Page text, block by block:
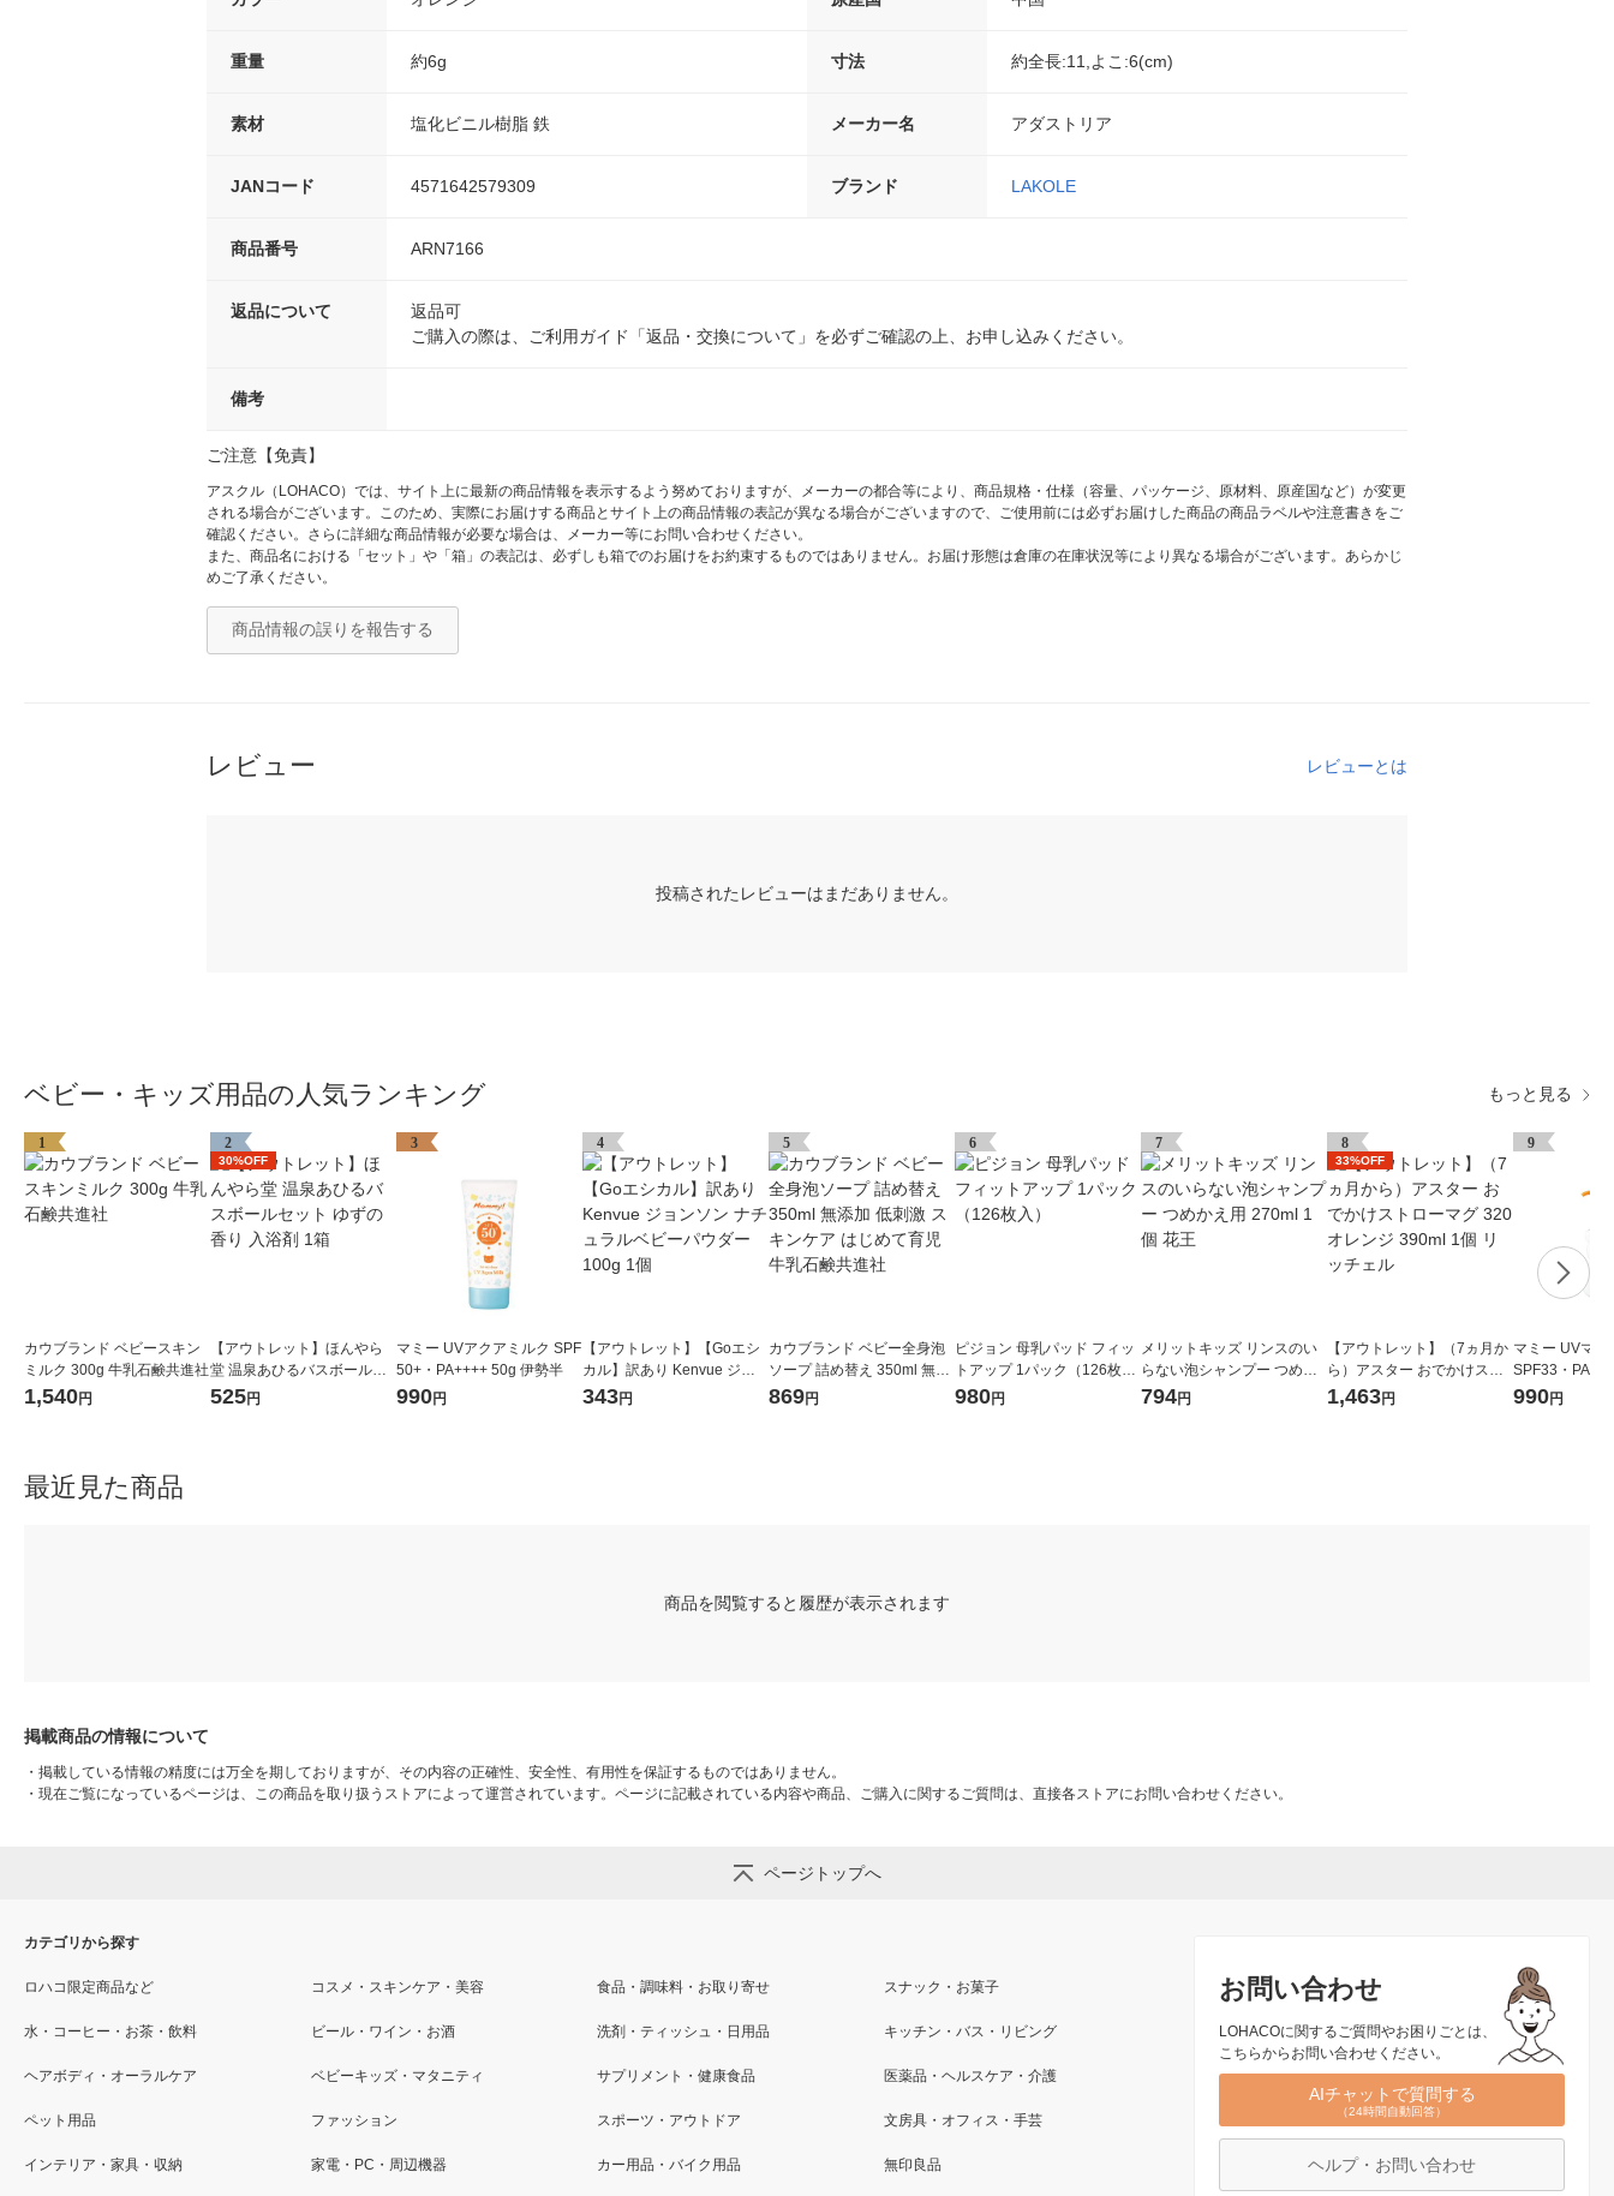
重量 約6g 寸法 約全長:11,よこ:6(cm)
素材 塩化ビニル樹脂 鉄 メーカー名 アダストリア
JANコード 4571642579309 ブランド LAKOLE
商品番号 ARN7166
返品について
返品可
ご購入の際は、ご利用ガイド「返品・交換について」を必ずご確認の上、お申し込みください。
備考
ご注意【免責】
アスクル（LOHACO）では、サイト上に最新の商品情報を表示するよう努めておりますが、メーカーの都合等により、商品規格・仕様（容量、パッケージ、原材料、原産国など）が変更
される場合がございます。このため、実際にお届けする商品とサイト上の商品情報の表記が異なる場合がございますので、ご使用前には必ずお届けした商品の商品ラベルや注意書きをご
確認ください。さらに詳細な商品情報が必要な場合は、メーカー等にお問い合わせください。
また、商品名における「セット」や「箱」の表記は、必ずしも箱でのお届けをお約束するものではありません。お届け形態は倉庫の在庫状況等により異なる場合がございます。あらかじ
めご了承ください。
商品情報の誤りを報告する
レビュー レビューとは
投稿されたレビューはまだありません。
ベビー・キッズ用品の人気ランキング もっと見る
1
カウブランド ベビースキン
ミルク 300g 牛乳石鹸共進社
1,540円
2
30%OFF
【アウトレット】ほんやら
堂 温泉あひるバスボールセ
ット ゆずの香り 入浴剤 1箱
525円
3
マミー UVアクアミルク SPF
50+・PA++++ 50g 伊勢半
990円
4
【アウトレット】【Goエシ
カル】訳あり Kenvue ジョ
ンソン ナチュラルベビーパ
343円
5
カウブランド ベビー全身泡
ソープ 詰め替え 350ml 無添
加 低刺激 スキンケア はじめ
869円
6
ピジョン 母乳パッド フィッ
トアップ 1パック（126枚
入）
980円
7
メリットキッズ リンスのい
らない泡シャンプー つめか
え用 270ml 1個 花王
794円
8
33%OFF
【アウトレット】（7ヵ月か
ら）アスター おでかけスト
ローマグ 320 オレンジ 390
1,463円
9
マミー UVマ
SPF33・
990円
最近見た商品
商品を閲覧すると履歴が表示されます
掲載商品の情報について
・ 掲載している情報の精度には万全を期しておりますが、その内容の正確性、安全性、有用性を保証するものではありません。
・ 現在ご覧になっているページは、この商品を取り扱うストアによって運営されています。ページに記載されている内容や商品、ご購入に関するご質問は、直接各ストアにお問い合わせください。
ページトップへ
お問い合わせ
LOHACOに関するご質問やお困りごとは、
こちらからお問い合わせください。
AIチャットで質問する
（24時間自動回答）
ヘルプ・お問い合わせ
カテゴリから探す
ロハコ限定商品など コスメ・スキンケア・美容 食品・調味料・お取り寄せ スナック・お菓子
水・コーヒー・お茶・飲料 ビール・ワイン・お酒 洗剤・ティッシュ・日用品 キッチン・バス・リビング
ヘアボディ・オーラルケア ベビーキッズ・マタニティ サプリメント・健康食品 医薬品・ヘルスケア・介護
ペット用品 ファッション スポーツ・アウトドア 文房具・オフィス・手芸
インテリア・家具・収納 家電・PC・周辺機器 カー用品・バイク用品 無印良品